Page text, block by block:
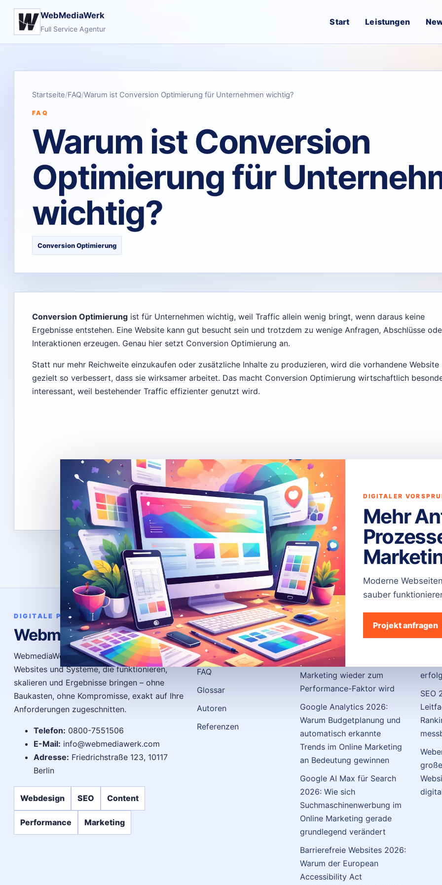
WebMediaWerk
Full Service Agentur
Start Leistungen
Startseite FAQ Warum ist Conversion Optimierung für Unternehmen wichtig?
FAQ
Warum ist Conversion
Optimierung für
wichtig?
Conversion Optimierung
Conversion Optimierung ist für Unternehmen wichtig, weil Traffic allein wenig bringt, wenn daraus keine
Ergebnisse entstehen. Eine Website kann gut besucht sein und trotzdem zu wenige Anfragen, Abschlüsse
Interaktionen erzeugen. Genau hier setzt Conversion Optimierung an.
Statt nur mehr Reichweite einzukaufen oder zusätzliche Inhalte zu produzieren, wird die vorhandene Website
gezielt so verbessert, dass sie wirksamer arbeitet. Das macht Conversion Optimierung wirtschaftlich
interessant, weil bestehender Traffic effizienter genutzt wird.
DIGITALE PRÄSENZ
WebmediaWerk
WebmediaWerk entwickelt individuelle
Websites und Systeme, die funktionieren,
skalieren und Ergebnisse bringen – ohne
Baukasten, ohne Kompromisse, exakt auf Ihre
Anforderungen zugeschnitten.
Telefon: 0800-7551506
E-Mail: info@webmediawerk.com
Adresse: Friedrichstraße 123, 10117
Berlin
Webdesign SEO Content
Performance Marketing
Bereiche
News
Ratgeber
FAQ
Glossar
Autoren
Referenzen
Aktuell
Meta verschärft Advertiser
Verification 2026: Warum
Vertrauen im Online
Marketing wieder zum
Performance-Faktor wird
Google Analytics 2026:
Warum Budgetplanung und
automatisch erkannte
Trends im Online Marketing
an Bedeutung gewinnen
Google AI Max für Search
2026: Wie sich
Suchmaschinenwerbung im
Online Marketing gerade
grundlegend verändert
Barrierefreie Websites 2026:
Warum der European
Accessibility Act
SEO
DIGITALER
Mehr
Moderne
sauber
Projekt anfragen